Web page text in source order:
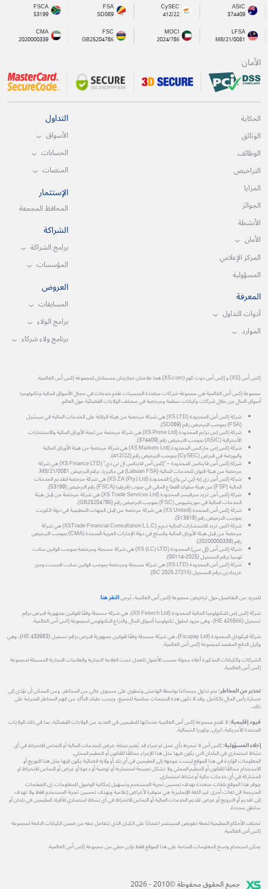
ASIC
374409
CySEC
412/22
FSA
SD089
FSCA
53199
LFSA
MB/21/0081
MOCI
2024/786
FSC
GB25204786
CMA
2020000339
الأمان
الحكاية
الوثائق
الوظائف
التراخيص
المزايا
الجوائز
الأنشطة
الأمان
المركز الإعلامي
المسؤولية
المعرفة
أدوات التداول
الموارد
التداول
الأسواق
الحسابات
المنصات
الإستثمار
المحافظ المجمعة
الشراكة
برامج الشراكة
المؤسسات
العروض
المسابقات
برامج الولاء
برنامج ولاء شركاء
إكس أس (XS) و إكس أس دوت كوم (XS.com) هما علامتان تجاريتان مسجلتان لمجموعة إكس أس العالمية.
مجموعة إكس أس العالمية هي مجموعة شركات متعددة الجنسيات تقدم خدمات في مجال الأسواق المالية وتكنولوجيا
أسواق المال من خلال شركات وكيانات منظمة ومرخصة في مختلف الولايات القضائية حول العالم.
شركة إكس أس المحدودة (XS LTD) هي شركة مرخصة من هيئة الرقابة على الخدمات المالية في سيشيل
(FSA) بموجب الترخيص رقم (SD089).
شركة إكس إس برايم المحدودة (XS Prime Ltd) هي شركة مرخصة من لجنة الأوراق المالية والاستثمارات
الأسترالية (ASIC) بموجب الترخيص رقم (374409).
شركة إكس إس ماركتس المحدودة (XS Markets Ltd) هي شركة مرخصة من هيئة الأوراق المالية
والبورصة في قبرص (CySEC) بموجب الترخيص رقم (412/22).
شركة إكس أس فاينانس المحدودة – "إكس أس فاينانس ال تي دي" (XS Finance LTD) هي شركة
مرخصة من هيئة لابوان للخدمات المالية (Labuan FSA) في ماليزيا، برقم الترخيص MB/21/0081.
شركة إكس أس زي إيه (بي تي واي) المحدودة (XS ZA (Pty) Ltd) هي شركة مرخصة لتقديم الخدمات
المالية (FSP) من هيئة سلوك القطاع المالي في جنوب إفريقيا (FSCA) رقم الترخيص (53199).
شركة إكس أس تريد سرفيسز المحدودة (XS Trade Services Ltd) هي شركة مرخصة من قِبل هيئة
الخدمات المالية في موريشيوس (FSC) بموجب الترخيص رقم (GB25204786).
شركة إكس أس المتحدة (XS United) هي شركة مرخصة من قِبل الجهات التنظيمية في دولة الكويت
بموجب الترخيص رقم (513918).
شركة اكس تريد للاستشارات المالية ذ.م.م (XSTrade Financial Consultation L.L.C) هي شركة
مرخصة من قِبل هيئة الأوراق المالية والسلع في دولة الإمارات العربية المتحدة (CMA) بموجب الترخيص
رقم (20200000339).
شركة إكس أس (إل سي) المحدودة (XS (LC) LTD) هي شركة مسجلة ومرخصة بموجب قوانين سانت
لوسيا برقم التسجيل (2025-00114).
شركة إكس أس المحدودة (XS LTD) هي شركة مسجلة ومرخصة بموجب قوانين سانت فنسنت وجزر
غرينادين برقم التسجيل (27216 BC 2025).
للمزيد من التفاصيل حول تراخيص مجموعة إكس أس العالمية، يُرجىالنقر هنا.
شركة إكس إس للتكنولوجيا المالية المحدودة (XS Fintech Ltd)، هي شركة مسجلة وفقًا لقوانين جمهورية قبرص برقم
تسجيل (HE 426566)، وهي مزود لحلول تكنولوجيا أسواق المال والذراع التكنولوجي لمجموعة إكس أس العالمية.
شركة فيكوباي المحدودة (Ficupay Ltd)، هي شركة مسجلة وفقًا لقوانين جمهورية قبرص برقم تسجيل (HE 433983)، وهي
وكيل الدفع المعتمد لمجموعة إكس أس العالمية.
الشركات والكيانات المذكورة أعلاه مخولة حسب الأصول للعمل تحت العلامة التجارية والعلامات التجارية المسجلة لمجموعة
إكس أس العالمية.
تحذير من المخاطر:يتم تداول منتجاتنا بواسطة الهامش وتنطوي على مستوى عالي من المخاطر، ومن الممكن أن تؤدي إلى
خسارة رأس المال بالكامل. وقد لا تكون هذه المنتجات مناسبة للجميع، ويجب عليك التأكد من فهم المخاطر المترتبة على
ذلك.
قيود إقليمية:لا تقدم مجموعة إكس أس العالمية خدماتها للمقيمين في العديد من الولايات القضائية، بما في ذلك الولايات
المتحدة الأمريكية، ايران، وكوريا الشمالية.
إخلاء المسؤولية:إكس أس لا تنخرط بأي عمل او اجراء قد يُعتبر بمثابة عرض للخدمات المالية أو التماس للانخراط في أي
نشاط استثماري في البلدان التي يكون فيها مثل هذا الإجراء مخالفًا للقانون أو التنظيم المحلي.
المعلومات الواردة في هذا الموقع ليست موجهة إلى المقيمين في أي بلد أو ولاية قضائية يكون فيها مثل هذا التوزيع أو
الاستخدام مخالفًا للقانون أو التنظيم المحلي ولا تشكل نصيحة استثمارية أو توصية أو دعوة أو عرض أو التماس للانخراط او
المشاركة في أي خدمات مالية أو نشاط استثماري.
يتوفر هذا الموقع بلغات متعددة بهدف تحسين تجربة المستخدم وتسهيل إمكانية الوصول للمعلومات. إن الصفحات
المترجمة الي لغات أخرى غير اللغة الإنجليزية هي متوفرة لأغراض إعلامية وبهدف تحسين تجربة المستخدم فقط ولا تهدف
إلى تقديم أو الترويج أو عرض تقديم الخدمات المالية أو التماس للانخراط في أي نشاط استثماري للأفراد المقيمين في بلدان أو
مناطق محددة.
تختلف الأحكام التنظيمية لخطة تعويض المستثمر اعتمادًا على الكيان الذي تتعامل معه من ضمن الكيانات التابعة لمجموعة
إكس أس العالمية.
يمكن استخدام ونسخ المعلومات المتاحة على هذا الموقع فقط بإذن خطي من مجموعة إكس أس العالمية.
جميع الحقوق محفوظة ©2010 - 2026